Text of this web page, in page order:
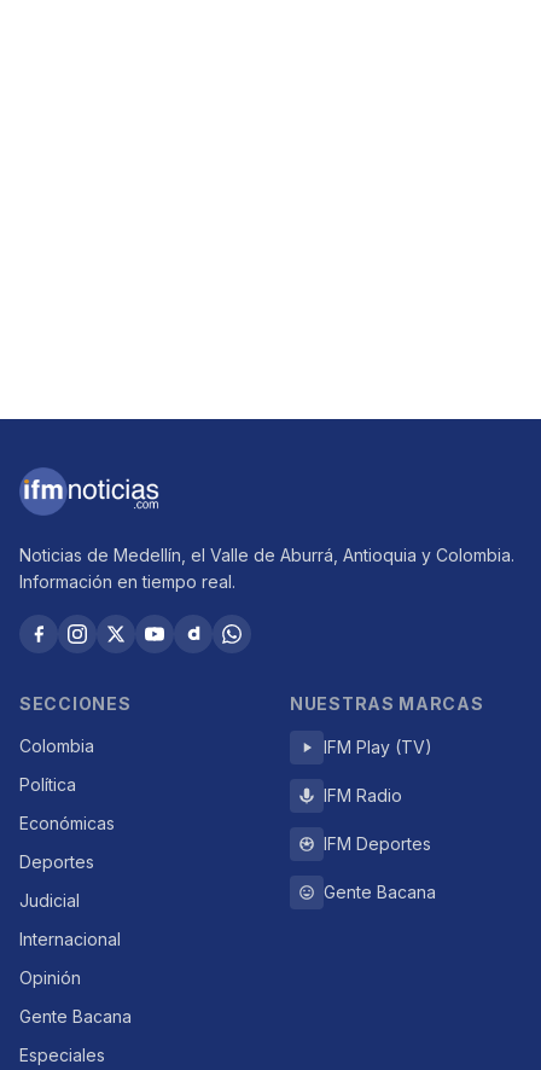
Noticias de Medellín, el Valle de Aburrá, Antioquia y Colombia.
Información en tiempo real.
SECCIONES
Colombia
Política
Económicas
Deportes
Judicial
Internacional
Opinión
Gente Bacana
Especiales
NUESTRAS MARCAS
IFM Play (TV)
IFM Radio
IFM Deportes
Gente Bacana